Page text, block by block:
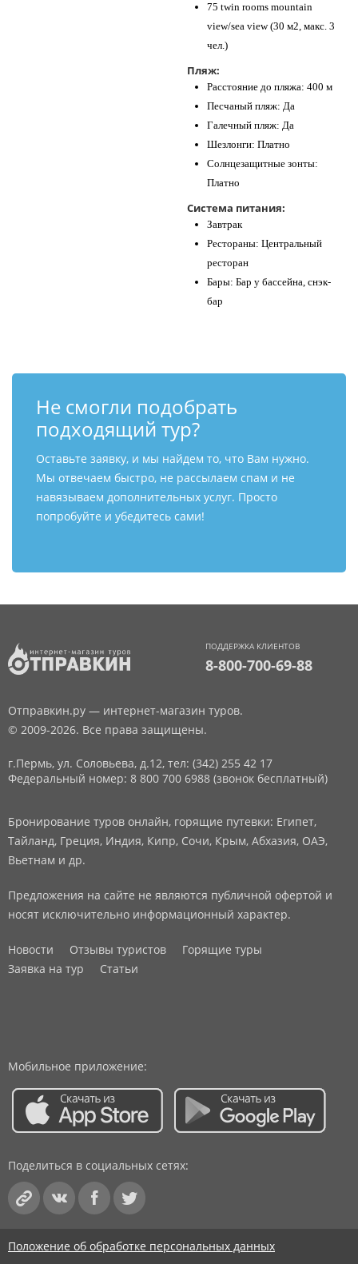
75 twin rooms mountain
view/sea view (30 м2, макс. 3
чел.)
Пляж:
Расстояние до пляжа: 400 м
Песчаный пляж: Да
Галечный пляж: Да
Шезлонги: Платно
Солнцезащитные зонты:
Платно
Система питания:
Завтрак
Рестораны: Центральный
ресторан
Бары: Бар у бассейна, снэк-
бар
Не смогли подобрать
подходящий тур?
Оставьте заявку, и мы найдем то, что Вам нужно.
Мы отвечаем быстро, не рассылаем спам и не
навязываем дополнительных услуг. Просто
попробуйте и убедитесь сами!
ПОДДЕРЖКА КЛИЕНТОВ
8-800-700-69-88
Отправкин.ру — интернет-магазин туров.
© 2009-2026. Все права защищены.
г.Пермь, ул. Соловьева, д.12, тел: (342) 255 42 17
Федеральный номер: 8 800 700 6988 (звонок бесплатный)
Бронирование туров онлайн, горящие путевки: Египет,
Тайланд, Греция, Индия, Кипр, Сочи, Крым, Абхазия, ОАЭ,
Вьетнам и др.
Предложения на сайте не являются публичной офертой и
носят исключительно информационный характер.
Новости Отзывы туристов
Горящие туры
Заявка на тур
Статьи
Мобильное приложение:
Поделиться в социальных сетях:
Положение об обработке персональных данных